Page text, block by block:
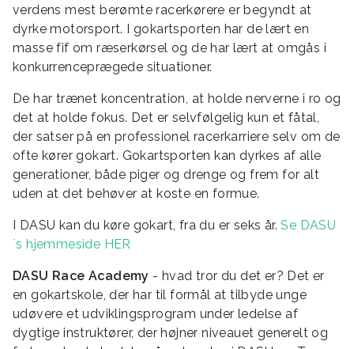
verdens mest berømte racerkørere er begyndt at
dyrke motorsport. I gokartsporten har de lært en
masse fif om ræserkørsel og de har lært at omgås i
konkurrenceprægede situationer.
De har trænet koncentration, at holde nerverne i ro og
det at holde fokus. Det er selvfølgelig kun et fåtal,
der satser på en professionel racerkarriere selv om de
ofte kører gokart. Gokartsporten kan dyrkes af alle
generationer, både piger og drenge og frem for alt
uden at det behøver at koste en formue.
I DASU kan du køre gokart, fra du er seks år.Se DASU
´s hjemmeside HER
DASU Race Academy - hvad tror du det er? Det er
en gokartskole, der har til formål at tilbyde unge
udøvere et udviklingsprogram under ledelse af
dygtige instruktører, der højner niveauet generelt og